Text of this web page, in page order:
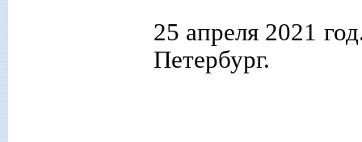
25
Петербург.